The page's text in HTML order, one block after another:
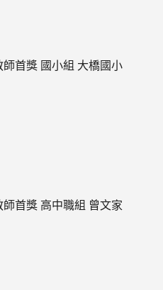
首獎 國小組 大橋國小
首獎 高中職組 曾文家